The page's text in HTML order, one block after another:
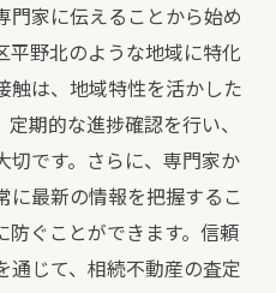
門家に伝えることから始め
平野北のような地域に特化
触は、地域特性を活かした
期的な進捗確認を行い、
切です。さらに、専門家か
に最新の情報を把握するこ
防ぐことができます。信頼
通じて、相続不動産の査定